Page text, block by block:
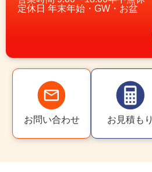
定休日 年末年始・GW・お盆
お問い合わせ お見積もり